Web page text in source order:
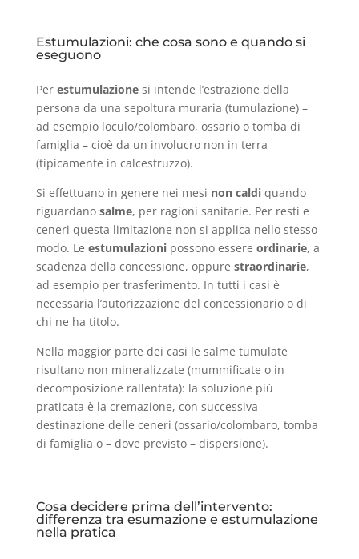
Estumulazioni: che cosa sono e quando si
eseguono
Per estumulazionesi intende l’estrazione della
persona da una sepoltura muraria (tumulazione) –
ad esempio loculo/colombaro, ossario o tomba di
famiglia – cioè da un involucro non in terra
(tipicamente in calcestruzzo).
Si effettuano in genere nei mesi non caldiquando
riguardano salme, per ragioni sanitarie. Per resti e
ceneri questa limitazione non si applica nello stesso
modo. Le estumulazionipossono essere ordinarie, a
scadenza della concessione, oppure straordinarie,
ad esempio per trasferimento. In tutti i casi è
necessaria l’autorizzazione del concessionario o di
chi ne ha titolo.
Nella maggior parte dei casi le salme tumulate
risultano non mineralizzate (mummificate o in
decomposizione rallentata): la soluzione più
praticata è la cremazione, con successiva
destinazione delle ceneri (ossario/colombaro, tomba
di famiglia o – dove previsto – dispersione).
Cosa decidere prima dell’intervento:
differenza tra esumazione e estumulazione
nella pratica